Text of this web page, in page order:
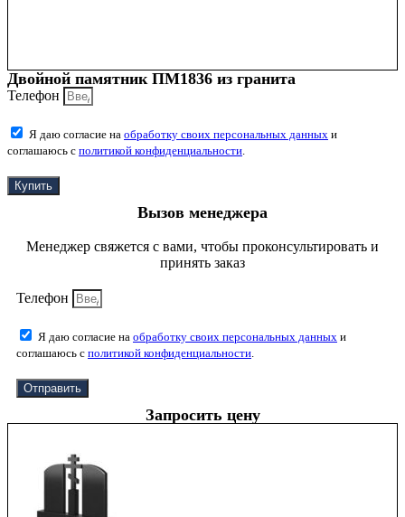
Двойной памятник ПМ1836 из гранита
Телефон
Я даю согласие на обработку своих персональных данных и
соглашаюсь с политикой конфиденциальности
Купить
Вызов менеджера
Менеджер свяжется с вами, чтобы проконсультировать и
принять заказ
Телефон
Я даю согласие на обработку своих персональных данных и
соглашаюсь с политикой конфиденциальности
Отправить
Запросить цену